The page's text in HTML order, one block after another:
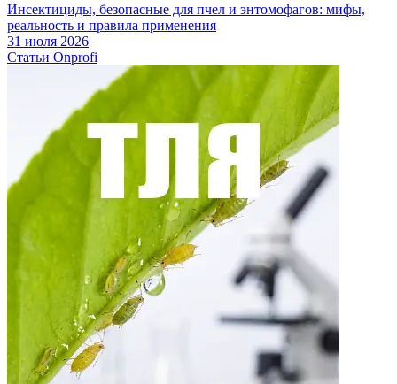
Инсектициды, безопасные для пчел и энтомофагов: мифы,
реальность и правила применения
31 июля 2026
Статьи Onprofi